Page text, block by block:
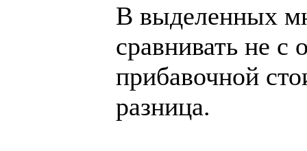
В выделенных
сравнивать не с
прибавочной
разница.